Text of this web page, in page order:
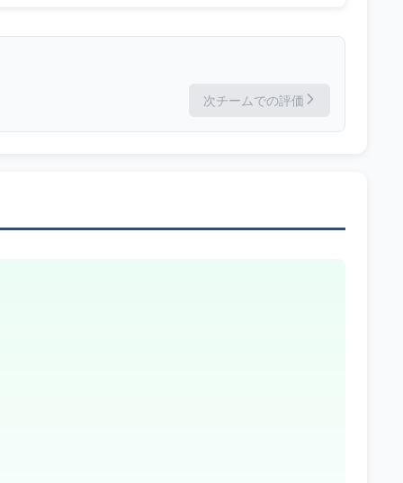
次チームでの評価